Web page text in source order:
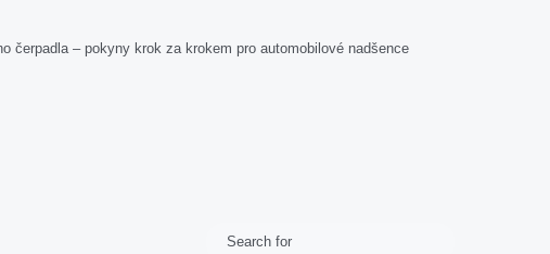
čerpadla – pokyny krok za krokem pro automobilové nadšence
Switch skin